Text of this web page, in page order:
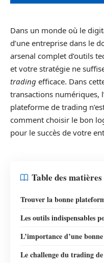
Dans un monde où le
d’une entreprise dans le
arsenal complet d’outils
et votre stratégie ne
trading efficace. Dans
transactions numériques,
plateforme de trading
comment choisir le bon
pour le succès de votre
Table des matières
Trouver la bonne
Les outils indispensables
L’importance d’une
Le challenge du trading